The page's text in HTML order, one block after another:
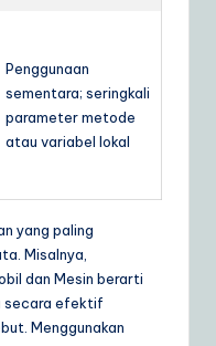
Penggunaan
sementara; seringkali
parameter metode
atau variabel lokal
yang paling
Misalnya,
dan Mesin berarti
secara efektif
Menggunakan